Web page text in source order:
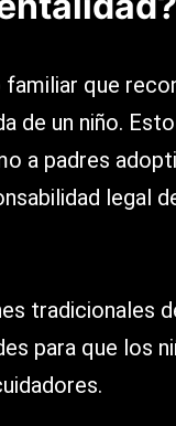
que
de un niño.
a padres
legal
tradicionales
para que los